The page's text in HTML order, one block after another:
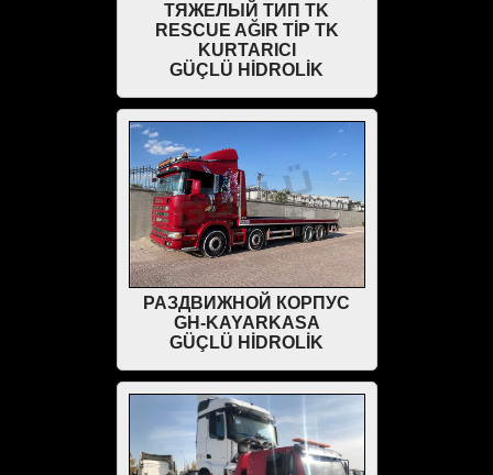
ТЯЖЕЛЫЙ ТИП TK
RESCUE AĞIR TİP TK
KURTARICI
GÜÇLÜ HİDROLİK
РАЗДВИЖНОЙ КОРПУС
GH-KAYARKASA
GÜÇLÜ HİDROLİK